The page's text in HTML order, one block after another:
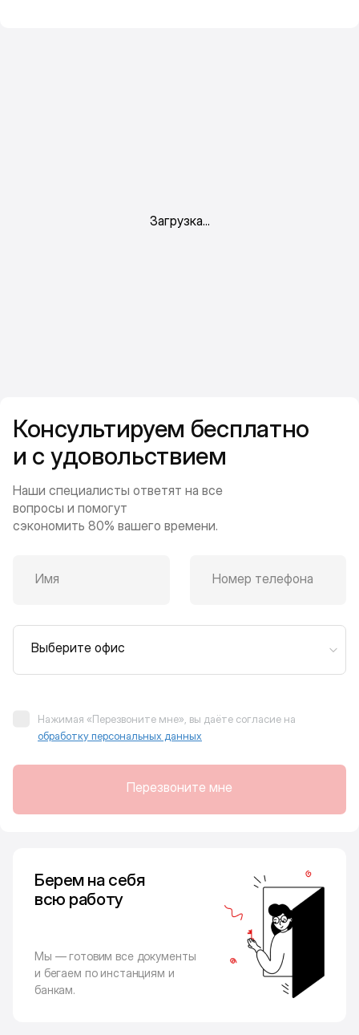
Консультируем бесплатно
и с удовольствием
Наши специалисты ответят на все
вопросы и помогут
сэкономить 80% вашего времени.
Имя Номер телефона
Выберите офис
Нажимая «Перезвоните мне», вы даёте согласие на
обработку персональных данных
Перезвоните мне
Берем на себя
всю работу
Мы — готовим все документы
и бегаем по инстанциям и
банкам.